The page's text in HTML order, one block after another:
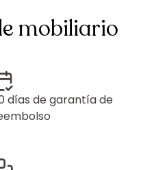
mobiliario
días de garantía de